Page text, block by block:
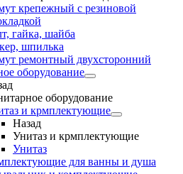
крепежный с резиновой
гайка, шайба
шпилька
ремонтный двухсторонний
оборудование
оборудование
и крмплектующие
Назад
Унитаз и крмплектующие
Унитаз
для ванны и душа